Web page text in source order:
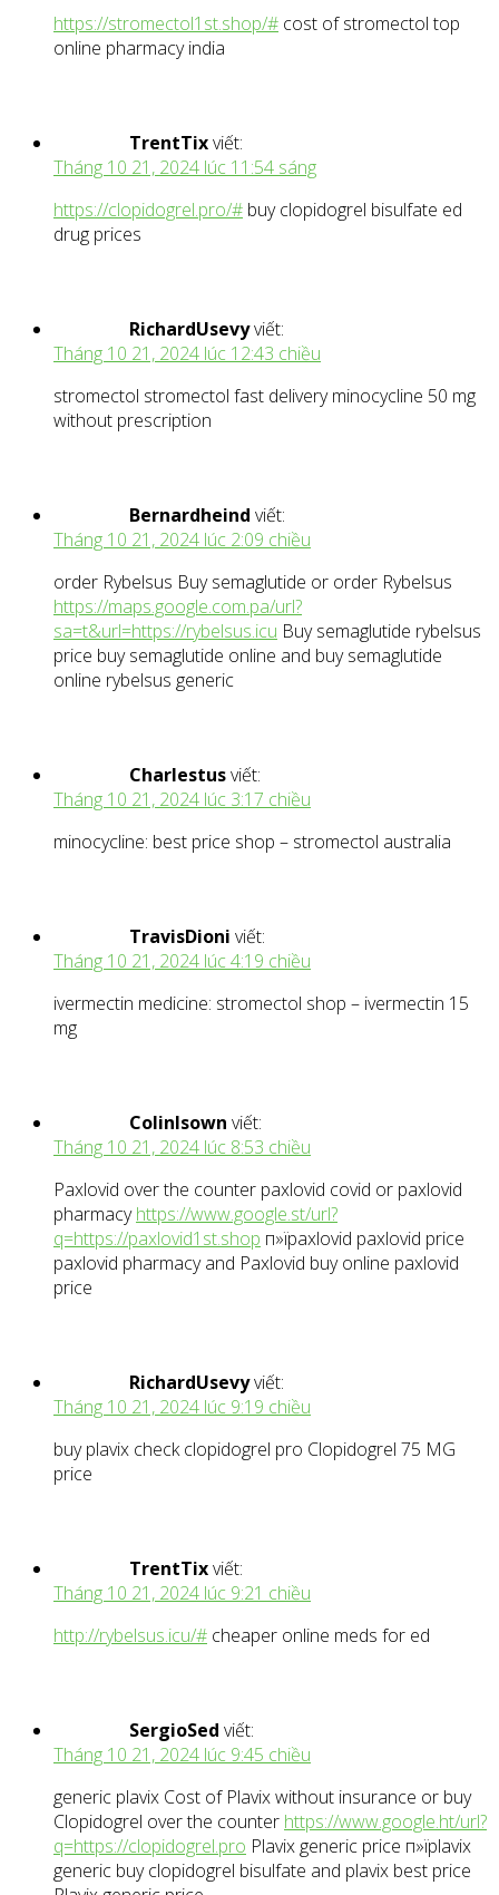
https://stromectol1st.shop/# cost of stromectol top
online pharmacy india
TrentTixviết:
Tháng 10 21, 2024 lúc 11:54 sáng
https://clopidogrel.pro/# buy clopidogrel bisulfate ed
drug prices
RichardUsevyviết:
Tháng 10 21, 2024 lúc 12:43 chiều
stromectol stromectol fast delivery minocycline 50 mg
without prescription
Bernardheind viết:
Tháng 10 21, 2024 lúc 2:09 chiều
order Rybelsus Buy semaglutide or order Rybelsus
https://maps.google.com.pa/url?
sa=t&url=https://rybelsus.icu Buy semaglutide rybelsus
price buy semaglutide online and buy semaglutide
online rybelsus generic
Charlestusviết:
Tháng 10 21, 2024 lúc 3:17 chiều
minocycline: best price shop – stromectol australia
TravisDioni viết:
Tháng 10 21, 2024 lúc 4:19 chiều
ivermectin medicine: stromectol shop – ivermectin 15
mg
ColinIsown viết:
Tháng 10 21, 2024 lúc 8:53 chiều
Paxlovid over the counter paxlovid covid or paxlovid
pharmacyhttps://www.google.st/url?
q=https://paxlovid1st.shop п»їpaxlovid paxlovid price
paxlovid pharmacy and Paxlovid buy online paxlovid
price
RichardUsevyviết:
Tháng 10 21, 2024 lúc 9:19 chiều
buy plavix check clopidogrel pro Clopidogrel 75 MG
price
TrentTixviết:
Tháng 10 21, 2024 lúc 9:21 chiều
http://rybelsus.icu/# cheaper online meds for ed
SergioSed viết:
Tháng 10 21, 2024 lúc 9:45 chiều
generic plavix Cost of Plavix without insurance or buy
Clopidogrel over the counter https://www.google.ht/url?
q=https://clopidogrel.pro Plavix generic price п»їplavix
generic buy clopidogrel bisulfate and plavix best price